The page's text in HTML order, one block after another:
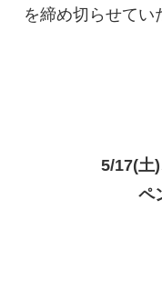
を締め切らせてい
5/17(土)
ペ